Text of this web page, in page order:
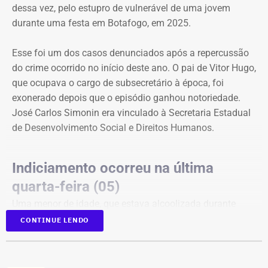
O valor desses danos não foi calculado. O município
pede ainda indenização por dano moral coletivo, também
pretensões, atribuiu à causa o valor provisório de R$ 1
mil.
Município afirma que ação não busca
impedir críticas
críticas políticas de afirmações factuais que considera
“A presente ação civil pública não foi concebida para
proteger o governo municipal do desconforto inerente à
crítica”, afirma o documento. Em outro trecho, o município
dessa vez, pelo estupro de vulnerável de uma jovem
durante uma festa em Botafogo, em 2025.
Esse foi um dos casos denunciados após a repercussão
do crime ocorrido no início deste ano. O pai de Vitor Hugo,
que ocupava o cargo de subsecretário à época, foi
exonerado depois que o episódio ganhou notoriedade.
José Carlos Simonin era vinculado à Secretaria Estadual
de Desenvolvimento Social e Direitos Humanos.
Indiciamento ocorreu na última
quarta-feira (05)
uma festa em Botafogo, na Zona Sul do Rio, disse que
Vitor Hugo a forçou a fazer sexo oral, apesar de ela ter
CONTINUE LENDO